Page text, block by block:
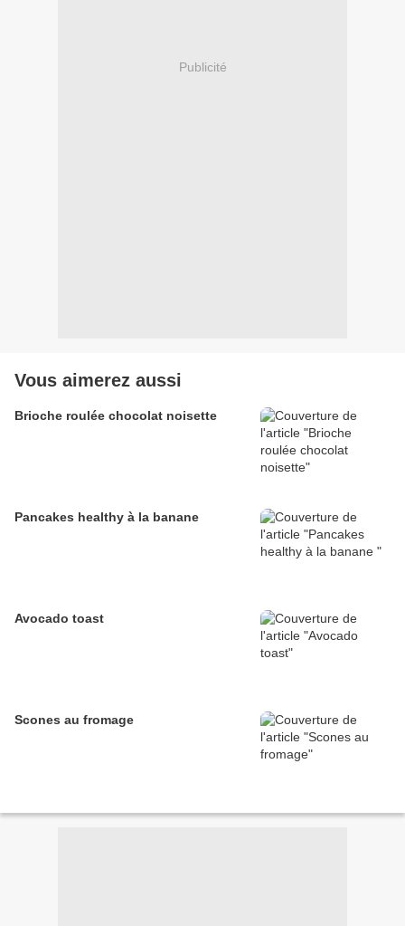
Publicité
Vous aimerez aussi
Brioche roulée chocolat noisette
Pancakes healthy à la banane
Avocado toast
Scones au fromage